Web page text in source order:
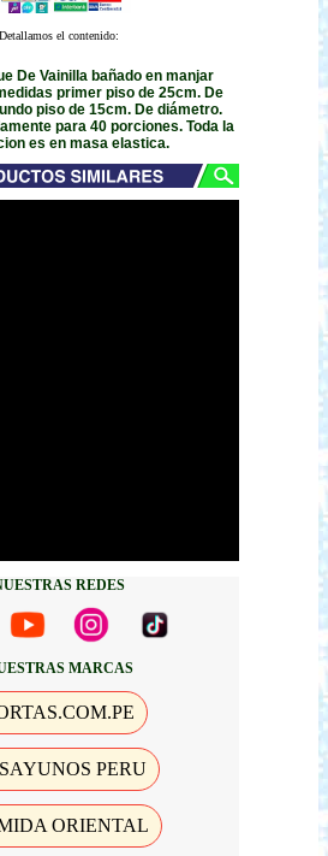
Detallamos el contenido:
De Vainilla bañado en manjar
primer piso de 25cm. De
piso de 15cm. De diámetro.
para 40 porciones. Toda la
es en masa elastica.
REDES
MARCAS
PERU
ORIENTAL